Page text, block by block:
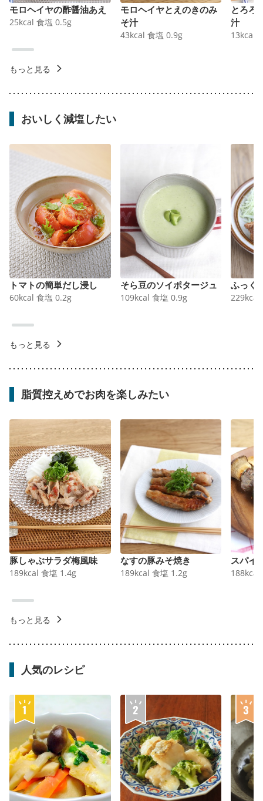
モロヘイヤの酢醤油あえ
25kcal 食塩 0.5g
モロヘイヤとえのきのみ
そ汁
43kcal 食塩 0.9g
とろろ
汁
13kcal
もっと見る
おいしく減塩したい
トマトの簡単だし浸し
60kcal 食塩 0.2g
そら豆のソイポタージュ
109kcal 食塩 0.9g
ふっく
229kcal
もっと見る
脂質控えめでお肉を楽しみたい
豚しゃぶサラダ梅風味
189kcal 食塩 1.4g
なすの豚みそ焼き
189kcal 食塩 1.2g
スパイ
188kcal
もっと見る
人気のレシピ